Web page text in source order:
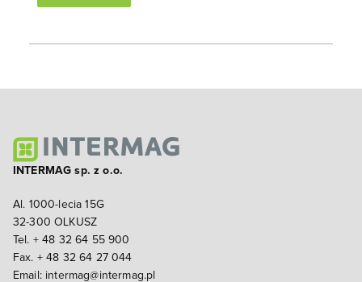
INTERMAG sp. z o.o.
Al. 1000-lecia 15G
32-300 OLKUSZ
Tel. + 48 32 64 55 900
Fax. + 48 32 64 27 044
Email: intermag@intermag.pl